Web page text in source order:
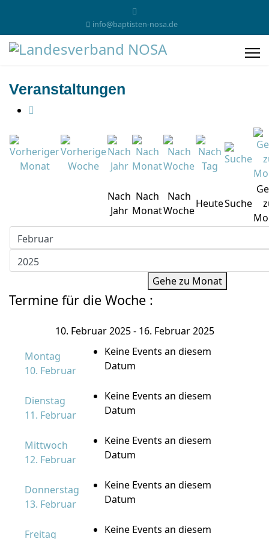
info@baptisten-nosa.de
Veranstaltungen
Nach
Jahr
Nach
Monat
Nach
Woche
HeuteSuche
Gehe zu Monat
Termine für die Woche :
10. Februar 2025 - 16. Februar 2025
Montag
10. Februar
Keine Events an diesem
Datum
Dienstag
11. Februar
Keine Events an diesem
Datum
Mittwoch
12. Februar
Keine Events an diesem
Datum
Donnerstag
13. Februar
Keine Events an diesem
Datum
Freitag
Keine Events an diesem